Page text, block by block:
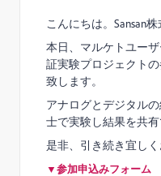
こんにちは。Sansan
本日、マルケトユー
証実験プロジェクト
致します。
アナログとデジタル
士で実験し結果を共有
是非、引き続き宜しく
▼参加申込みフォーム